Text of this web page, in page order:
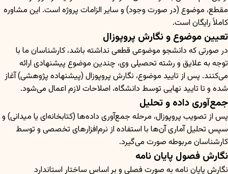
مقطع، موضوع (در صورت وجود) و سایر الزامات پروژه است. این مشاوره
کاملاً رایگان است.
تعیین موضوع و نگارش پروپوزال
در صورتی که دانشجو موضوعی قطعی نداشته باشد، کارشناسان ما با
توجه به علایق و رشته تحصیلی وی، چندین موضوع پیشنهادی ارائه
می‌کنند. پس از تایید موضوع، نگارش پروپوزال (پیشنهاده پژوهشی) آغاز
شده و تا تایید نهایی توسط دانشگاه، اصلاحات لازم اعمال می‌شود.
جمع‌آوری داده و تحلیل
پس از تصویب پروپوزال، مرحله جمع‌آوری داده‌ها (کتابخانه‌ای یا میدانی) و
سپس تحلیل آماری آن‌ها با استفاده از نرم‌افزارهای تخصصی و توسط
کارشناسان مربوطه صورت می‌گیرد.
نگارش فصول پایان نامه
نگارش پایان نامه به صورت فصلی و بر اساس ساختار استاندارد